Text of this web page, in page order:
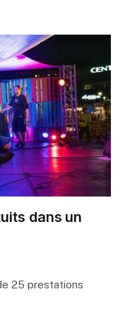
dans un
25 prestations